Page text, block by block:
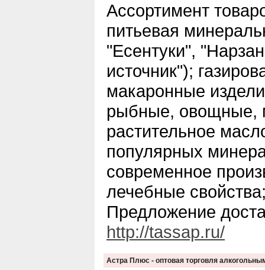
Ассортимент
питьевая
"Есентуки",
источник");
макаронные
рыбные, овощные,
растительное
популярных
современное
лечебные
Предложение
http://tassap.ru/
Астра Плюс - оптовая торговля